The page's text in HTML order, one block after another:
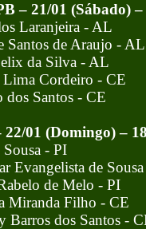
– 21/01 (Sábado)
Laranjeira - AL
Santos de Araujo - AL
da Silva - AL
Cordeiro - CE
Santos - CE
01 (Domingo) –
- PI
Evangelista de
de Melo - PI
Miranda Filho - CE
Barros dos Santos -